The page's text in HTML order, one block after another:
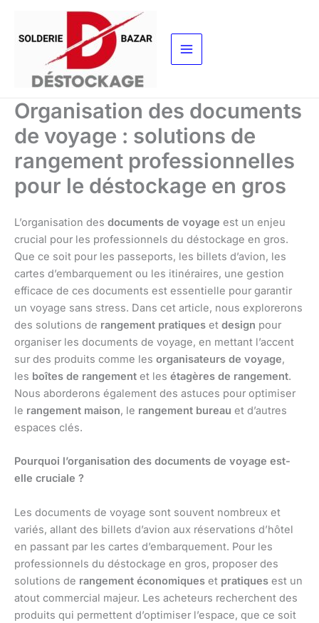
contenu
Organisation des documents
de voyage : solutions de
rangement professionnelles
pour le déstockage en gros
L’organisation des documents de voyage est un enjeu
crucial pour les professionnels du déstockage en gros.
Que ce soit pour les passeports, les billets d’avion, les
cartes d’embarquement ou les itinéraires, une gestion
efficace de ces documents est essentielle pour garantir
un voyage sans stress. Dans cet article, nous explorerons
des solutions de rangement pratiques et design pour
organiser les documents de voyage, en mettant l’accent
sur des produits comme les organisateurs de voyage,
les boîtes de rangement et les étagères de rangement.
Nous aborderons également des astuces pour optimiser
le rangement maison, le rangement bureau et d’autres
espaces clés.
Pourquoi l’organisation des documents de voyage est-
elle cruciale ?
Les documents de voyage sont souvent nombreux et
variés, allant des billets d’avion aux réservations d’hôtel
en passant par les cartes d’embarquement. Pour les
professionnels du déstockage en gros, proposer des
solutions de rangement économiques et pratiques est un
atout commercial majeur. Les acheteurs recherchent des
produits qui permettent d’optimiser l’espace, que ce soit